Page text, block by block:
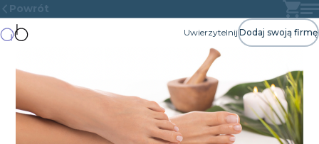
Powrót
UwierzytelnijDodaj swoją firmę